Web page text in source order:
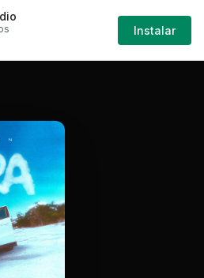
Harryson-negraInstalar